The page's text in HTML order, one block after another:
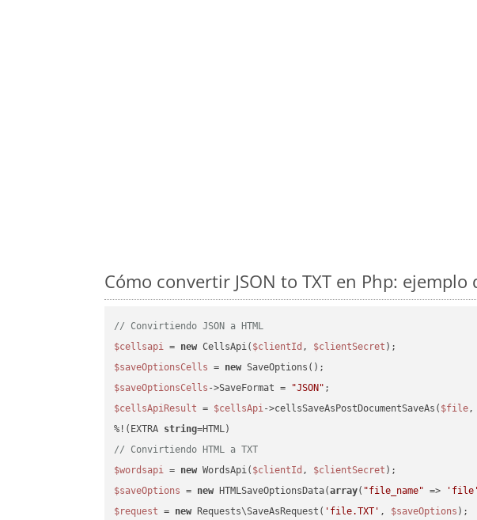
Cómo convertir JSON to TXT en Php: ejemplo
// Convirtiendo JSON a HTML
$cellsapi = new CellsApi( $clientId , $clientSecret
$saveOptionsCells = new
$saveOptionsCells ->SaveFormat = "JSON"
$cellsApiResult = $cellsApi->cellsSaveAsPostDocumentSaveAs( $file,
%!(EXTRA string
// Convirtiendo HTML a TXT
$wordsapi = new WordsApi( $clientId , $clientSecret
$saveOptions = new HTMLSaveOptionsData(array( "file_name" => 'file'
$request = new Requests\SaveAsRequest( 'file.TXT' , $saveOptions